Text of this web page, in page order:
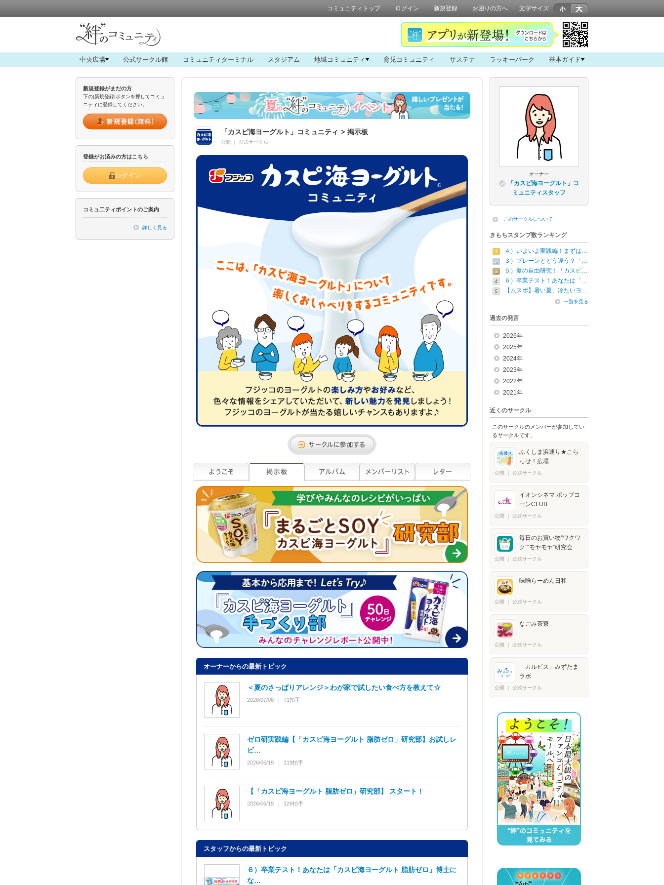
コミュニティトップ ログイン 新規登録 お困りの方へ 文字サイズ
中央広場 公式サークル館 コミュニティターミナル スタジアム 地域コミュニティ 育児コミュニティ サステナ ラッキーパーク 基本ガイド
新規登録がまだの方
下の[新規登録]ボタンを押してコミュ
ニティに登録してください。
登録がお済みの方はこちら
ログイン
コミュ二ティポイントのご案内
詳しく見る
「カスピ海ヨーグルト」コミュニティ > 掲示板
公開 公式サークル
オーナーからの最新トピック
＜夏のさっぱりアレンジ＞わが家で試したい⾷べ⽅を教えて☆
2026/07/06 71拍手
ゼロ研実践編【「カスピ海ヨーグルト 脂肪ゼロ」研究部】お試しレ
ビ…
2026/06/19 119拍手
【「カスピ海ヨーグルト 脂肪ゼロ」研究部】 スタート！
2026/06/19 126拍手
スタッフからの最新トピック
６）卒業テスト！あなたは「カスピ海ヨーグルト 脂肪ゼロ」博士に
な…
オーナー
「カスピ海ヨーグルト」コ
ミュニティスタッフ
このサークルについて
きもちスタンプ数ランキング
４）いよいよ実践編！まずは…
３）プレーンとどう違う？「…
５）夏の自由研究！「カスピ…
６）卒業テスト！あなたは「…
【ムスボ】暑い夏、冷たいヨ…
一覧を見る
過去の発言
2026年
2025年
2024年
2023年
2022年
2021年
近くのサークル
このサークルのメンバーが参加してい
るサークルです。
ふくしま浜通り★こら
っせ！広場
公開 公式サークル
イオンシネマ ポップコ
ーンCLUB
公開 公式サークル
毎日のお買い物“ワクワ
ク”“モヤモヤ”研究会
公開 公式サークル
味噌らーめん日和
公開 公式サークル
なごみ茶寮
公開 公式サークル
「カルピス」みずたま
ラボ
公開 公式サークル